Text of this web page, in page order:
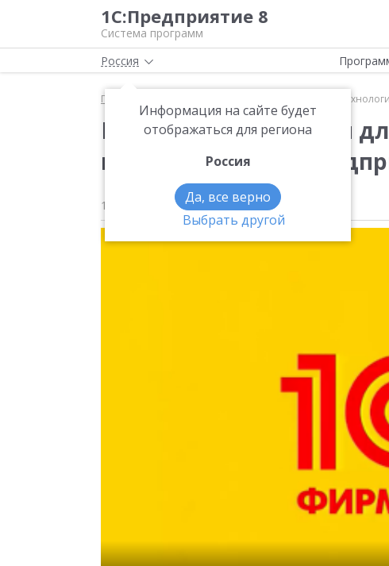
1С:Предприятие 8
Система программ
Россия
Информация на сайте будет
отображаться для региона
Россия
Да, все верно
Выбрать другой
Главная Развитие
Развитие технологий
возможности
14 января 2020 928